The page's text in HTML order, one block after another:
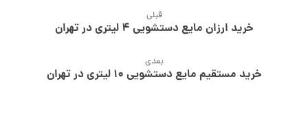
قبلی
خرید ارزان مایع دستشویی ۴ لیتری در تهران
بعدی
خرید مستقیم مایع دستشویی ۱۰ لیتری در تهران